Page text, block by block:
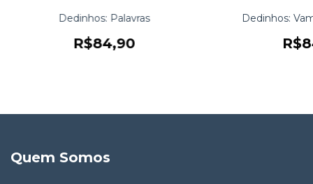
Dedinhos: Palavras
R$84,90
Dedinhos:
Quem Somos